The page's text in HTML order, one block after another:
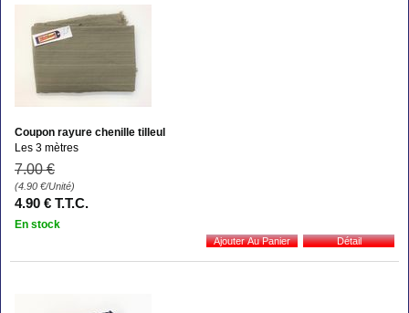
Coupon rayure chenille tilleul
Les 3 mètres
7.00 €
(4.90 €/Unité)
4.90 € T.T.C.
En stock